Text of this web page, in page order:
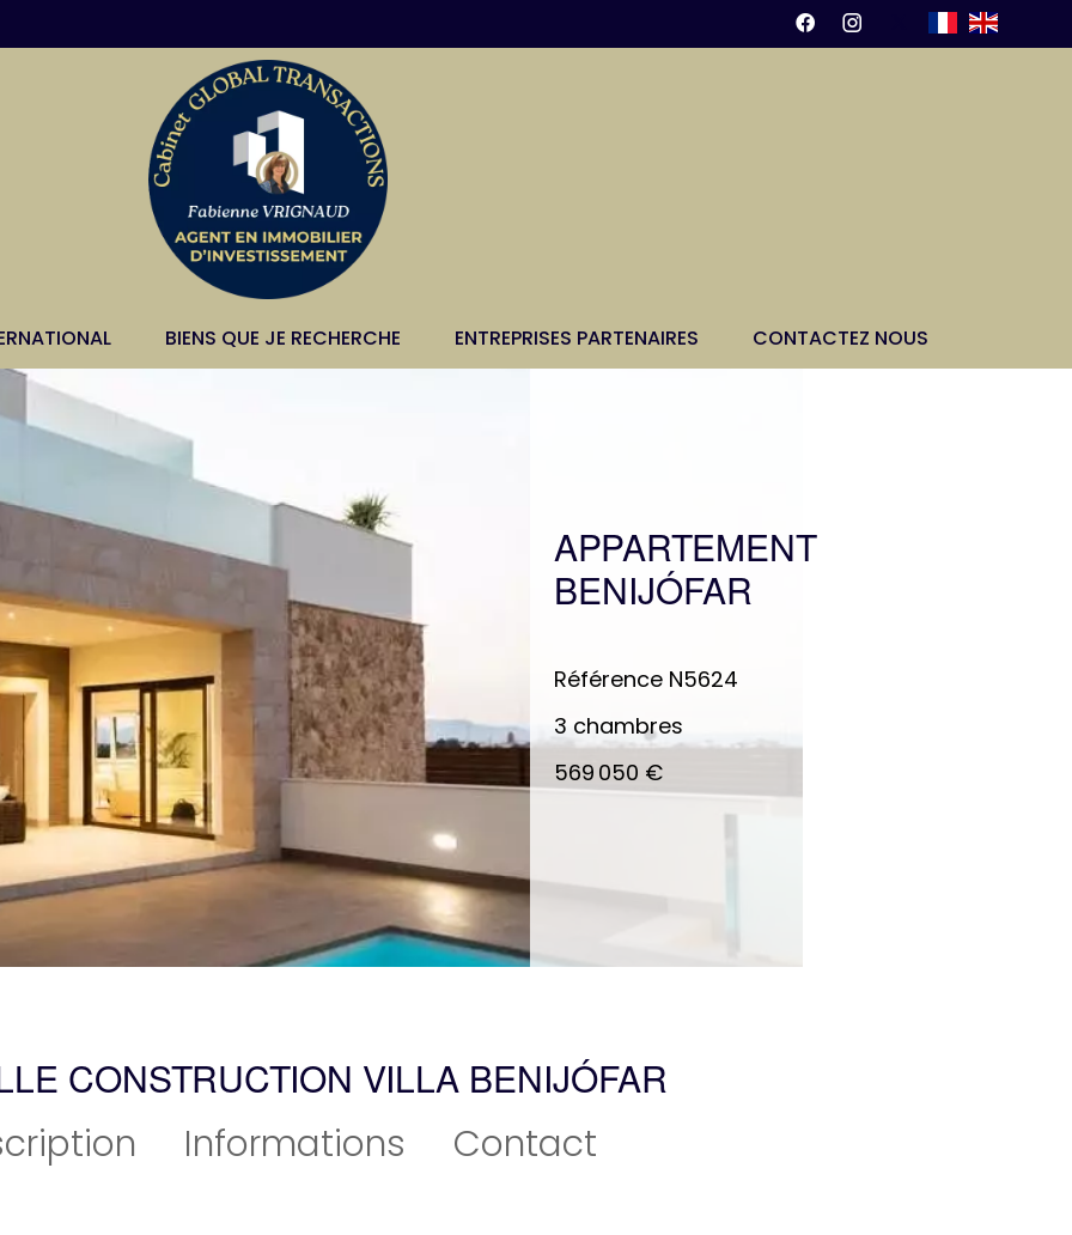
BIENS QUE JE RECHERCHE ENTREPRISES PARTENAIRES CONTACTEZ NOUS
APPARTEMENT
BENIJÓFAR
Référence N5624
3 chambres
569 050 €
CONSTRUCTION VILLA BENIJÓFAR
Informations Contact